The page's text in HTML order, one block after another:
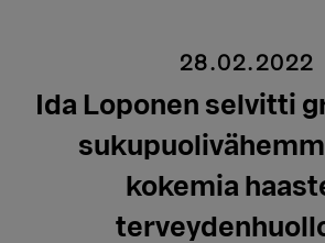
28.02.2022
Ida Loponen selvitti
kokemia